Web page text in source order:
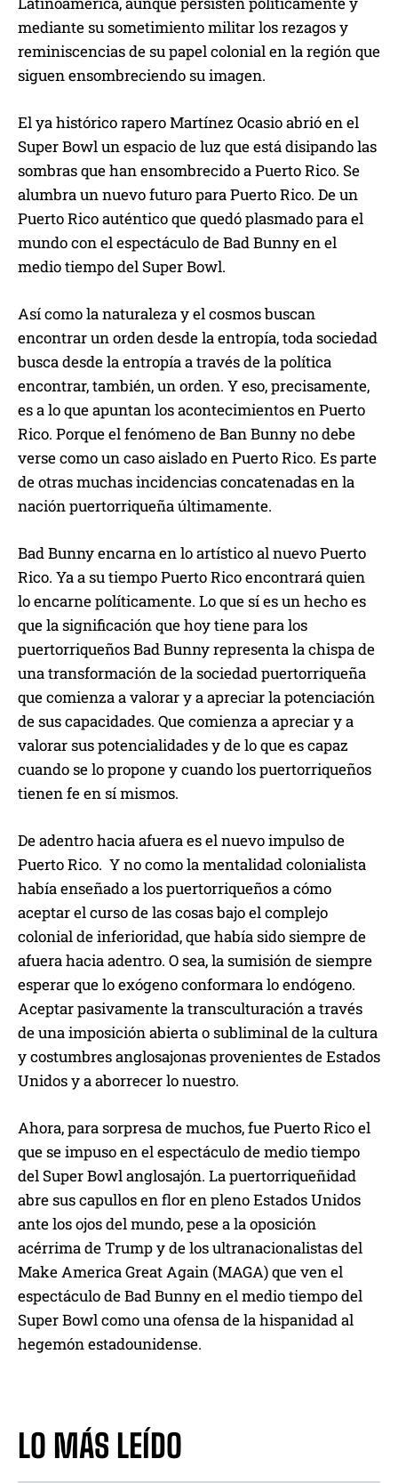
mediante su sometimiento militar los rezagos y
reminiscencias de su papel colonial en la región que
siguen ensombreciendo su imagen.
El ya histórico rapero Martínez Ocasio abrió en el
Super Bowl un espacio de luz que está disipando las
sombras que han ensombrecido a Puerto Rico. Se
alumbra un nuevo futuro para Puerto Rico. De un
Puerto Rico auténtico que quedó plasmado para el
mundo con el espectáculo de Bad Bunny en el
medio tiempo del Super Bowl.
Así como la naturaleza y el cosmos buscan
encontrar un orden desde la entropía, toda sociedad
busca desde la entropía a través de la política
encontrar, también, un orden. Y eso, precisamente,
es a lo que apuntan los acontecimientos en Puerto
Rico. Porque el fenómeno de Ban Bunny no debe
verse como un caso aislado en Puerto Rico. Es parte
de otras muchas incidencias concatenadas en la
nación puertorriqueña últimamente.
Bad Bunny encarna en lo artístico al nuevo Puerto
Rico. Ya a su tiempo Puerto Rico encontrará quien
lo encarne políticamente. Lo que sí es un hecho es
que la significación que hoy tiene para los
puertorriqueños Bad Bunny representa la chispa de
una transformación de la sociedad puertorriqueña
que comienza a valorar y a apreciar la potenciación
de sus capacidades. Que comienza a apreciar y a
valorar sus potencialidades y de lo que es capaz
cuando se lo propone y cuando los puertorriqueños
tienen fe en sí mismos.
De adentro hacia afuera es el nuevo impulso de
Puerto Rico. Y no como la mentalidad colonialista
había enseñado a los puertorriqueños a cómo
aceptar el curso de las cosas bajo el complejo
colonial de inferioridad, que había sido siempre de
afuera hacia adentro. O sea, la sumisión de siempre
esperar que lo exógeno conformara lo endógeno.
Aceptar pasivamente la transculturación a través
de una imposición abierta o subliminal de la cultura
y costumbres anglosajonas provenientes de Estados
Unidos y a aborrecer lo nuestro.
Ahora, para sorpresa de muchos, fue Puerto Rico el
que se impuso en el espectáculo de medio tiempo
del Super Bowl anglosajón. La puertorriqueñidad
abre sus capullos en flor en pleno Estados Unidos
ante los ojos del mundo, pese a la oposición
acérrima de Trump y de los ultranacionalistas del
Make America Great Again (MAGA) que ven el
espectáculo de Bad Bunny en el medio tiempo del
Super Bowl como una ofensa de la hispanidad al
hegemón estadounidense.
LO MÁS LEÍDO